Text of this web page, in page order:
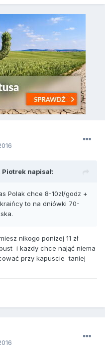
napisał:
Polak chce 8-10zł/godz +
to na dniówki 70-
nikogo ponizej 11 zł
i kazdy chce nająć niema
przy kapuscie taniej